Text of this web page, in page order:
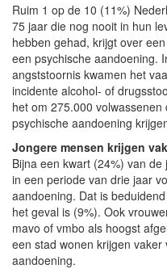
Ruim 1 op de 10 (11%)
75 jaar die nog nooit in hun
hebben gehad, krijgt over
een psychische aandoening.
angststoornis kwamen het
incidente alcohol- of
het om 275.000
psychische aandoening
Jongere mensen krijgen
Bijna een kwart (24%) van
in een periode van drie jaar
aandoening. Dat is
het geval is (9%). Ook
mavo of vmbo als hoogst
een stad wonen krijgen
aandoening.